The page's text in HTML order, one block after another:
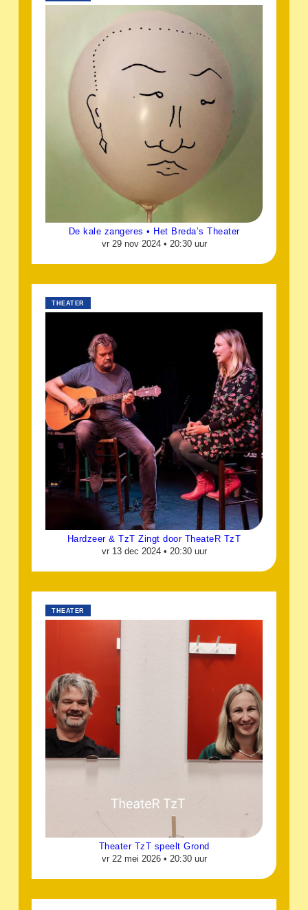
De kale zangeres • Het Breda’s Theater
vr 29 nov 2024 • 20:30 uur
THEATER
Hardzeer & TzT Zingt door TheateR TzT
vr 13 dec 2024 • 20:30 uur
THEATER
Theater TzT speelt Grond
vr 22 mei 2026 • 20:30 uur